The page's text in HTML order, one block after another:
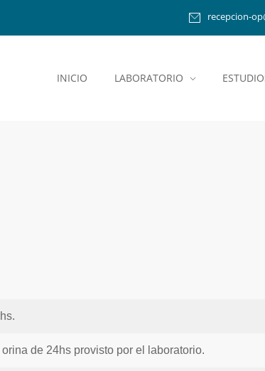
recepcion-
INICIO LABORATORIO
de 24hs provisto por el laboratorio.